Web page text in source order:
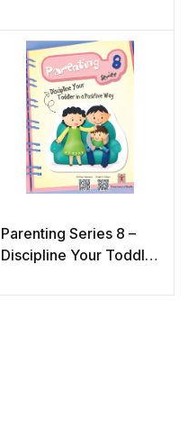
Parenting Series 8 –
Discipline Your Toddler